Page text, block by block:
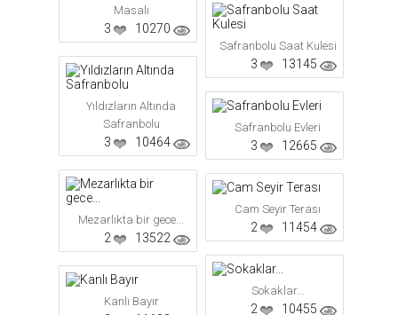
Masalı
10270
3
Safranbolu Saat Kulesi
13145
3
Yıldızların Altında
Safranbolu
10464
3
Safranbolu Evleri
12665
3
Mezarlıkta bir gece...
13522
2
Cam Seyir Terası
11454
2
Sokaklar...
10455
2
Kanlı Bayır